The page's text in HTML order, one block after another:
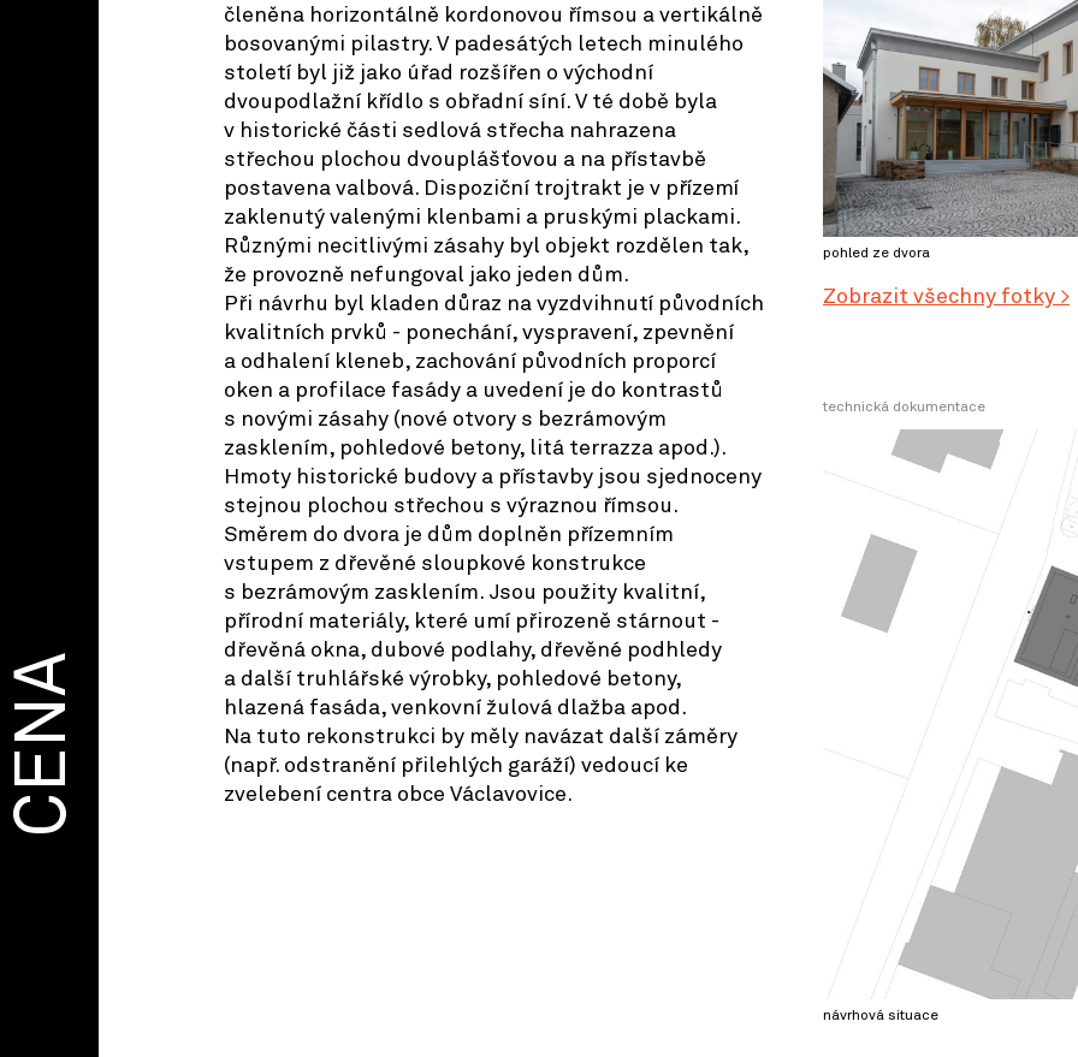
členěna horizontálně kordonovou římsou a vertikálně
bosovanými pilastry. V padesátých letech minulého
století byl již jako úřad rozšířen o východní
dvoupodlažní křídlo s obřadní síní. V té době byla
v historické části sedlová střecha nahrazena
střechou plochou dvouplášťovou a na přístavbě
postavena valbová. Dispoziční trojtrakt je v přízemí
zaklenutý valenými klenbami a pruskými plackami.
Různými necitlivými zásahy byl objekt rozdělen tak,
že provozně nefungoval jako jeden dům.
Při návrhu byl kladen důraz na vyzdvihnutí původních
kvalitních prvků - ponechání, vyspravení, zpevnění
a odhalení kleneb, zachování původních proporcí
oken a profilace fasády a uvedení je do kontrastů
s novými zásahy (nové otvory s bezrámovým
zasklením, pohledové betony, litá terrazza apod.).
Hmoty historické budovy a přístavby jsou sjednoceny
stejnou plochou střechou s výraznou římsou.
Směrem do dvora je dům doplněn přízemním
vstupem z dřevěné sloupkové konstrukce
s bezrámovým zasklením. Jsou použity kvalitní,
přírodní materiály, které umí přirozeně stárnout -
dřevěná okna, dubové podlahy, dřevěné podhledy
a další truhlářské výrobky, pohledové betony,
hlazená fasáda, venkovní žulová dlažba apod.
Na tuto rekonstrukci by měly navázat další záměry
(např. odstranění přilehlých garáží) vedoucí ke
zvelebení centra obce Václavovice.
pohled ze dvora
Zobrazit všechny fotky >
technická dokumentace
návrhová situace
CENA